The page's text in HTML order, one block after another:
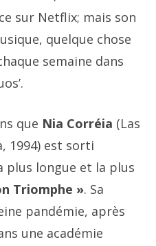
sur Netflix; mais son
quelque chose
semaine dans
que Nia Corréia (Las
1994) est sorti
plus longue et la plus
Triomphe ». Sa
pandémie, après
une académie